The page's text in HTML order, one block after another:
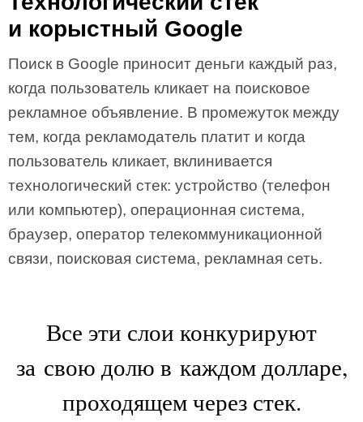
и корыстный Google
Поиск в Google приносит деньги каждый раз,
когда пользователь кликает на поисковое
рекламное объявление. В промежуток между
тем, когда рекламодатель платит и когда
пользователь кликает, вклинивается
технологический стек: устройство (телефон
или компьютер), операционная система,
браузер, оператор телекоммуникационной
связи, поисковая система, рекламная сеть.
Все эти слои конкурируют
за свою долю в каждом долларе,
проходящем через стек.